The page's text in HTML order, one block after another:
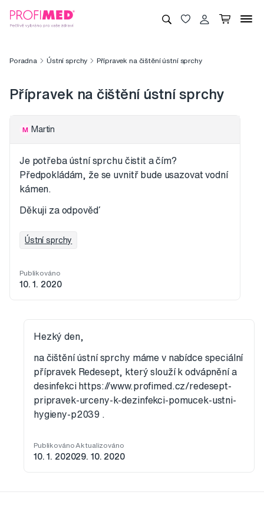
Poradna Ústní sprchy Přípravek na čištění ústní sprchy
Přípravek na čištění ústní sprchy
M Martin
Je potřeba ústní sprchu čistit a čím?
Předpokládám, že se uvnitř bude usazovat vodní
kámen.
Děkuji za odpověď
Ústní sprchy
Publikováno
10. 1. 2020
Hezký den,
na čištění ústní sprchy máme v nabídce speciální
přípravek Redesept, který slouží k odvápnění a
desinfekci https://www.profimed.cz/redesept-
pripravek-urceny-k-dezinfekci-pomucek-ustni-
hygieny-p2039 .
Publikováno
10. 1. 2020
Aktualizováno
29. 10. 2020